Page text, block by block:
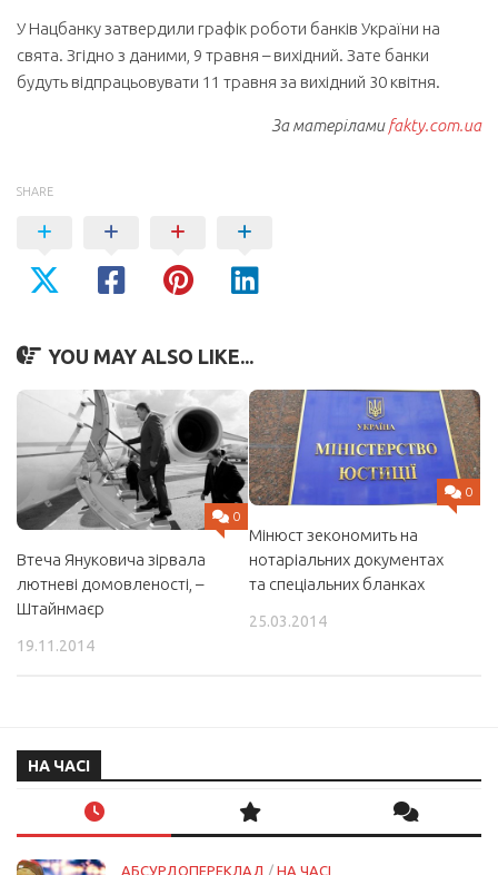
У Нацбанку затвердили графік роботи банків України на
свята. Згідно з даними, 9 травня – вихідний. Зате банки
будуть відпрацьовувати 11 травня за вихідний 30 квітня.
За матеріламиfakty.com.ua
SHARE
YOU MAY ALSO LIKE...
0
Втеча Януковича зірвала
лютневі домовленості, –
Штайнмаєр
19.11.2014
0
Мінюст зекономить на
нотаріальних документах
та спеціальних бланках
25.03.2014
НА ЧАСІ
АБСУРДОПЕРЕКЛАД / НА ЧАСІ